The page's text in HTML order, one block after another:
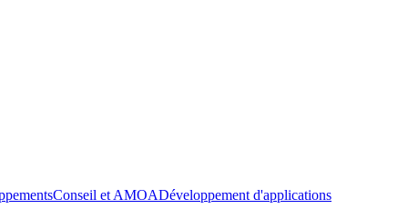
Conseil et AMOADéveloppement d'applications